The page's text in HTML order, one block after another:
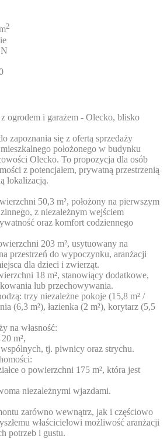
2
ogrodem i garażem - Olecko, blisko
zapoznania się z ofertą sprzedaży
położonego w budynku
Olecko. To propozycja dla osób
z potencjałem, prywatną przestrzenią
lokalizacją.
50,3 m², położony na pierwszym
z niezależnym wejściem
oraz komfort codziennego
203 m², usytuowany na
przestrzeń do wypoczynku, aranżacji
dla dzieci i zwierząt.
18 m², stanowiący dodatkowe,
lub przechowywania.
trzy niezależne pokoje (15,8 m² /
(6,3 m²), łazienka (2 m²), korytarz (5,5
na własność:
m²,
tj. piwnicy oraz strychu.
o powierzchni 175 m², która jest
niezależnymi wjazdami.
zarówno wewnątrz, jak i częściowo
właścicielowi możliwość aranżacji
potrzeb i gustu.